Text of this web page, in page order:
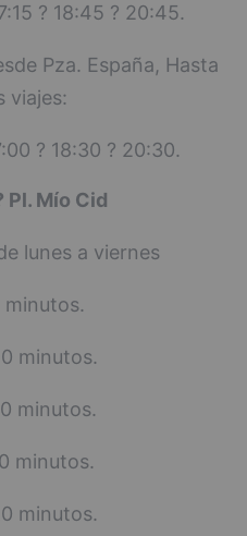
? 18:45 ? 20:45.
Pza. España, Hasta
viajes:
? 18:30 ? 20:30.
Pl. Mío Cid
lunes a viernes
minutos.
minutos.
minutos.
minutos.
minutos.